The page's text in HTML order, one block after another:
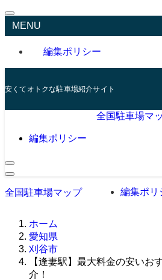
MENU
編集ポリシー
安くてオトクな駐車場紹介サイト
全国駐車場マ
編集ポリシー
全国駐車場マップ 編集ポリ
ホーム
愛知県
刈谷市
【逢妻駅】最大料金の安いお
介！